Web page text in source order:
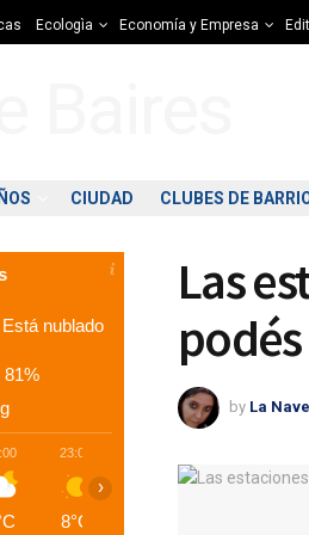
Ecologìa Economía y Empresa
CIUDAD CLUBES DE
Las
by La
Está nublado
81%
23:00
8°C
›